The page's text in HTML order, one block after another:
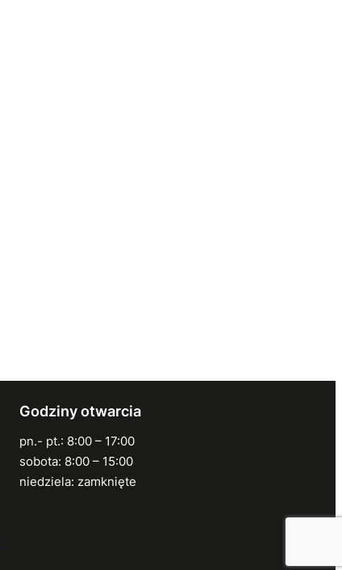
Godziny otwarcia
pn.- pt.: 8:00 – 17:00
sobota: 8:00 – 15:00
niedziela: zamknięte